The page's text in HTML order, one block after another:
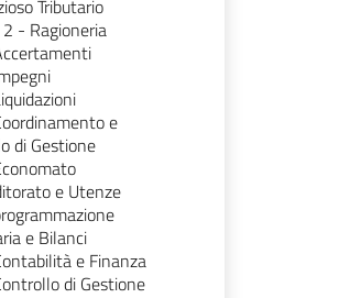
Tributario
- Ragioneria
e
di Gestione
e Utenze
e Bilanci
e Finanza
di Gestione